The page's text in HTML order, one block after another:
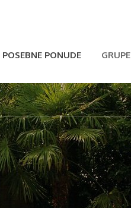
POSEBNE PONUDE GRUPE